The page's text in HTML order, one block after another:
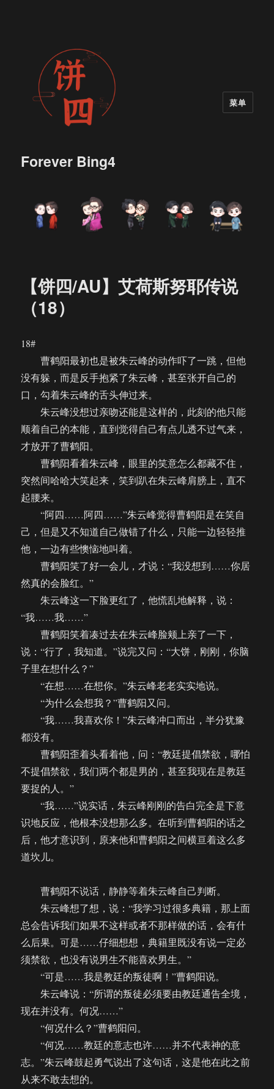
Forever Bing4
菜单
【饼四/AU】艾荷斯努耶传说
（18）
18#
曹鹤阳最初也是被朱云峰的动作吓了一跳，但他
没有躲，而是反手抱紧了朱云峰，甚至张开自己的
口，勾着朱云峰的舌头伸过来。
朱云峰没想过亲吻还能是这样的，此刻的他只能
顺着自己的本能，直到觉得自己有点儿透不过气来，
才放开了曹鹤阳。
曹鹤阳看着朱云峰，眼里的笑意怎么都藏不住，
突然间哈哈大笑起来，笑到趴在朱云峰肩膀上，直不
起腰来。
“阿四……阿四……”朱云峰觉得曹鹤阳是在笑自
己，但是又不知道自己做错了什么，只能一边轻轻推
他，一边有些懊恼地叫着。
曹鹤阳笑了好一会儿，才说：“我没想到……你居
然真的会脸红。”
朱云峰这一下脸更红了，他慌乱地解释，说：
“我……我……”
曹鹤阳笑着凑过去在朱云峰脸颊上亲了一下，
说：“行了，我知道。”说完又问：“大饼，刚刚，你脑
子里在想什么？”
“在想……在想你。”朱云峰老老实实地说。
“为什么会想我？”曹鹤阳又问。
“我……我喜欢你！”朱云峰冲口而出，半分犹豫
都没有。
曹鹤阳歪着头看着他，问：“教廷提倡禁欲，哪怕
不提倡禁欲，我们两个都是男的，甚至我现在是教廷
要捉的人。”
“我……”说实话，朱云峰刚刚的告白完全是下意
识地反应，他根本没想那么多。在听到曹鹤阳的话之
后，他才意识到，原来他和曹鹤阳之间横亘着这么多
道坎儿。
曹鹤阳不说话，静静等着朱云峰自己判断。
朱云峰想了想，说：“我学习过很多典籍，那上面
总会告诉我们如果不这样或者不那样做的话，会有什
么后果。可是……仔细想想，典籍里既没有说一定必
须禁欲，也没有说男生不能喜欢男生。”
“可是……我是教廷的叛徒啊！”曹鹤阳说。
朱云峰说：“所谓的叛徒必须要由教廷通告全境，
现在并没有。何况……”
“何况什么？”曹鹤阳问。
“何况……教廷的意志也许……并不代表神的意
志。”朱云峰鼓起勇气说出了这句话，这是他在此之前
从来不敢去想的。